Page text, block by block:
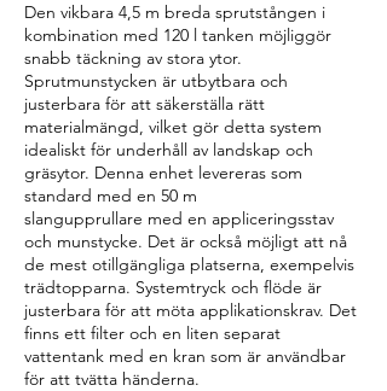
Den vikbara 4,5 m breda sprutstången i
kombination med 120 l tanken möjliggör
snabb täckning av stora ytor.
Sprutmunstycken är utbytbara och
justerbara för att säkerställa rätt
materialmängd, vilket gör detta system
idealiskt för underhåll av landskap och
gräsytor. Denna enhet levereras som
standard med en 50 m
slangupprullare med en appliceringsstav
och munstycke. Det är också möjligt att nå
de mest otillgängliga platserna, exempelvis
trädtopparna. Systemtryck och flöde är
justerbara för att möta applikationskrav. Det
finns ett filter och en liten separat
vattentank med en kran som är användbar
för att tvätta händerna.